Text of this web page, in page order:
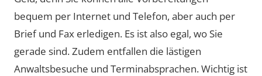
bequem per Internet und Telefon, aber auch per
Brief und Fax erledigen. Es ist also egal, wo Sie
gerade sind. Zudem entfallen die lästigen
Anwaltsbesuche und Terminabsprachen. Wichtig ist